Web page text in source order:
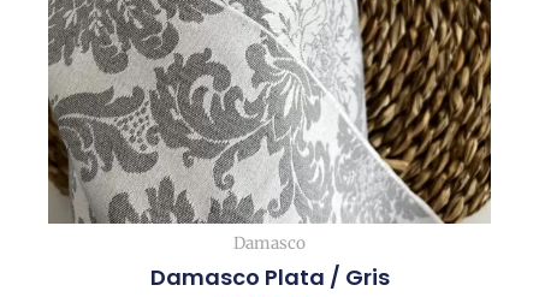
Damasco
Damasco Plata / Gris